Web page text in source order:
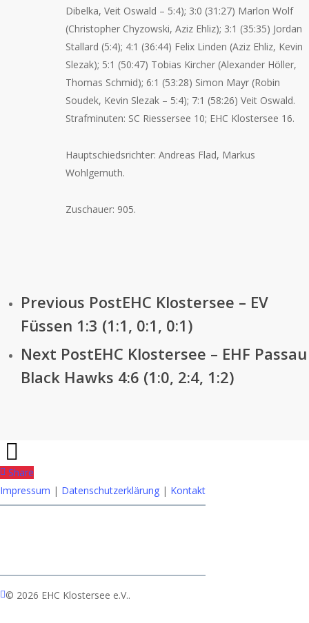
Dibelka, Veit Oswald – 5:4); 3:0 (31:27) Marlon Wolf
(Christopher Chyzowski, Aziz Ehliz); 3:1 (35:35) Jordan
Stallard (5:4); 4:1 (36:44) Felix Linden (Aziz Ehliz, Kevin
Slezak); 5:1 (50:47) Tobias Kircher (Alexander Höller,
Thomas Schmid); 6:1 (53:28) Simon Mayr (Robin
Soudek, Kevin Slezak – 5:4); 7:1 (58:26) Veit Oswald.
Strafminuten: SC Riessersee 10; EHC Klostersee 16.
Hauptschiedsrichter: Andreas Flad, Markus
Wohlgemuth.
Zuschauer: 905.
Previous PostEHC Klostersee – EV
Füssen 1:3 (1:1, 0:1, 0:1)
Next PostEHC Klostersee – EHF Passau
Black Hawks 4:6 (1:0, 2:4, 1:2)
Share
Impressum | Datenschutzerklärung | Kontakt
facebook
© 2026 EHC Klostersee e.V..